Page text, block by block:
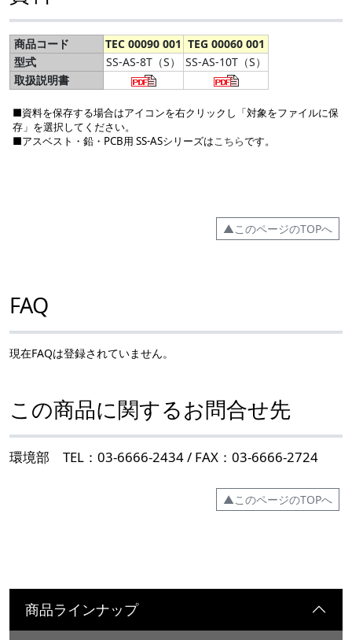
商品コード TEC 00090 001 TEG 00060 001
型式
SS-AS-8T（S）
SS-AS-10T（S）
取扱説明書
■資料を保存する場合はアイコンを右クリックし「対象をファイルに保
存」を選択してください。
■アスベスト・鉛・PCB用 SS-ASシリーズは こちらです。
▲このページのTOPへ
FAQ
現在FAQは登録されていません。
この商品に関するお問合せ先
環境部 TEL：03-6666-2434 / FAX：03-6666-2724
▲このページのTOPへ
商品ラインナップ